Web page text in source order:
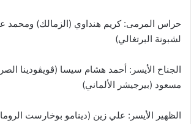
حراس المرمى: كريم هنداوي (الزمالك) ومحمد
لشبونة البرتغالي)
الجناح الأيسر: أحمد هشام سيسا (ڤويڤودينا
مسعود (بيرجيشر الألماني)
الظهير الأيسر: علي زين (دينامو بوخارست